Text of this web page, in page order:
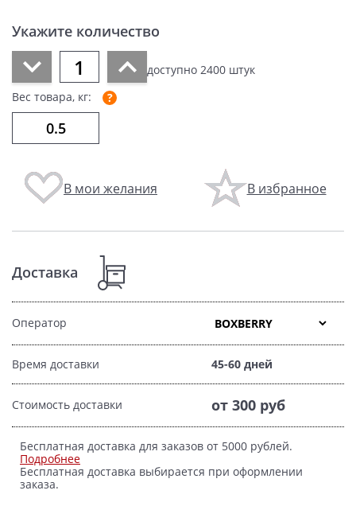
Укажите количество
доступно 2400 штук
Вес товара, кг:
В мои желания В избранное
Доставка
Оператор
Время доставки 45-60 дней
Стоимость доставки от 300 руб
Бесплатная доставка для заказов от 5000 рублей.
Подробнее
Бесплатная доставка выбирается при оформлении
заказа.